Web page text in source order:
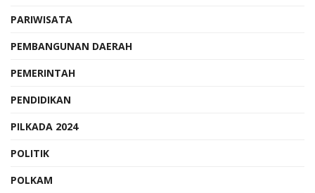
PARIWISATA
PEMBANGUNAN DAERAH
PEMERINTAH
PENDIDIKAN
PILKADA 2024
POLITIK
POLKAM